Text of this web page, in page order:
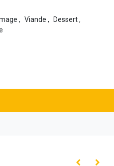
, Viande , Dessert,